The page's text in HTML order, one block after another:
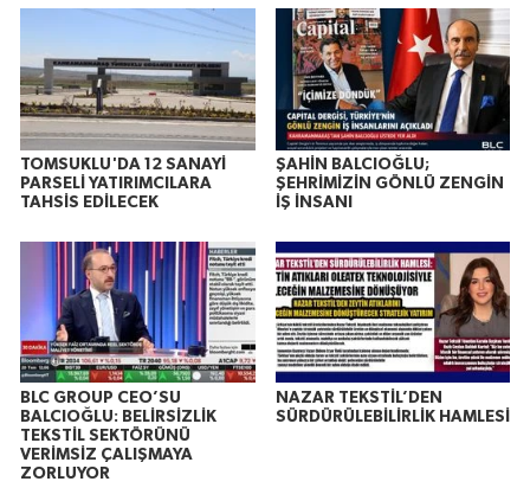
TOMSUKLU'DA 12 SANAYİ
PARSELİ YATIRIMCILARA
TAHSİS EDİLECEK
ŞAHİN BALCIOĞLU;
ŞEHRİMİZİN GÖNLÜ ZENGİN
İŞ İNSANI
BLC GROUP CEO’SU
BALCIOĞLU: BELİRSİZLİK
TEKSTİL SEKTÖRÜNÜ
VERİMSİZ ÇALIŞMAYA
ZORLUYOR
NAZAR TEKSTİL’DEN
SÜRDÜRÜLEBİLİRLİK HAMLESİ